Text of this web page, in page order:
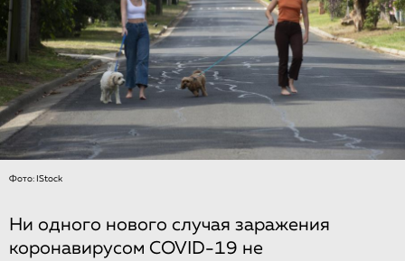
Фото: IStock
Ни одного нового случая заражения
коронавирусом COVID-19 не